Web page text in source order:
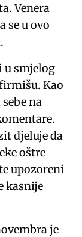
Venera
se u ovo
u smjelog
Kao
na
djeluje da
oštre
upozoreni
kasnije
je